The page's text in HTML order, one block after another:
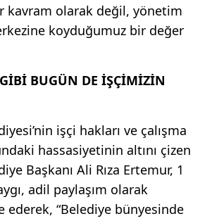
kavram olarak değil, yönetim
koyduğumuz bir değer
BUGÜN DE İŞÇİMİZİN
işçi hakları ve çalışma
hassasiyetinin altını çizen
Başkanı Ali Rıza Ertemur, 1
adil paylaşım olarak
ederek, “Belediye bünyesinde